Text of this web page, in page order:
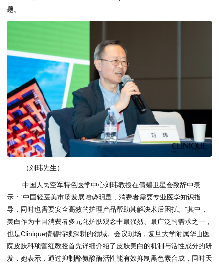
题。
（刘玮先生）
中国人民空军特色医学中心刘玮教授在倩碧卫星会致辞中表
示：“中国轻医美市场发展增势明显，消费者需要专业医学知识指
导，同时也需要安全高效的护理产品帮助其解决术后困扰。”其中，
美白作为中国消费者多元化护肤观念中最强烈、最广泛的需求之一，
也是Clinique倩碧持续深耕的领域。会议现场，复旦大学附属华山医
院皮肤科项蕾红教授首先详细介绍了皮肤美白的机制与活性成分的研
发，她表示，通过抑制酪氨酸酶活性能有效抑制黑色素合成，同时天